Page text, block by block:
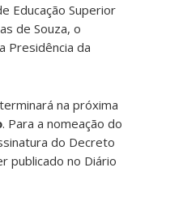
Educação Superior
de Souza, o
Presidência da
na próxima
. Para a nomeação do
do Decreto
publicado no Diário